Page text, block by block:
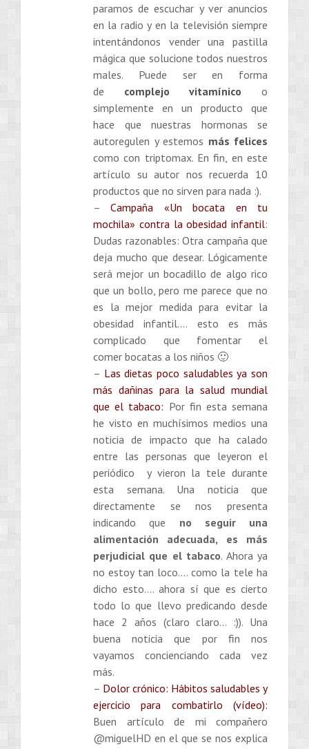
paramos de escuchar y ver anuncios
en la radio y en la televisión siempre
intentándonos vender una pastilla
mágica que solucione todos nuestros
males. Puede ser en forma
de complejo vitamínico o
simplemente en un producto que
hace que nuestras hormonas se
autoregulen y estemos más felices
como con triptomax. En fin, en este
artículo su autor nos recuerda 10
productos que no sirven para nada :).
–Campaña «Un bocata en tu
mochila» contra la obesidad infantil:
Dudas razonables: Otra campaña que
deja mucho que desear. Lógicamente
será mejor un bocadillo de algo rico
que un bollo, pero me parece que no
es la mejor medida para evitar la
obesidad infantil…. esto es más
complicado que fomentar el
comer bocatas a los niños 🙂
– Las dietas poco saludables ya son
más dañinas para la salud mundial
que el tabaco: Por fin esta semana
he visto en muchísimos medios una
noticia de impacto que ha calado
entre las personas que leyeron el
periódico y vieron la tele durante
esta semana. Una noticia que
directamente se nos presenta
indicando que no seguir una
alimentación adecuada, es más
perjudicial que el tabaco. Ahora ya
no estoy tan loco…. como la tele ha
dicho esto…. ahora sí que es cierto
todo lo que llevo predicando desde
hace 2 años (claro claro… :)). Una
buena noticia que por fin nos
vayamos concienciando cada vez
más.
– Dolor crónico: Hábitos saludables y
ejercicio para combatirlo (vídeo):
Buen artículo de mi compañero
@miguelHD en el que se nos explica